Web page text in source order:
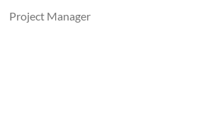
Project Manager